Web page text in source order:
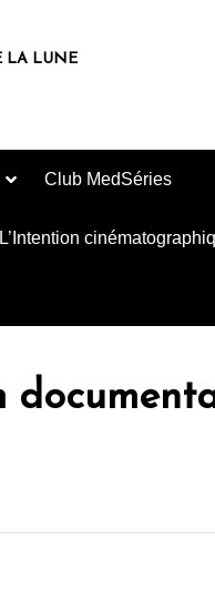
LA LUNE
Club MedSéries